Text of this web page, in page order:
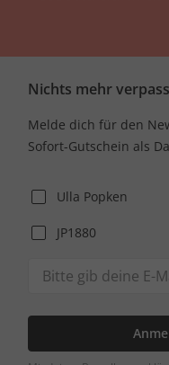
Nichts mehr
Melde dich für den
Sofort-Gutschein als
Ulla Popken
JP1880